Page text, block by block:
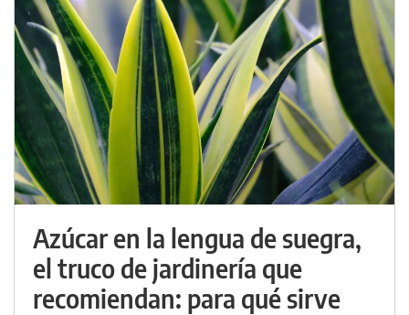
Azúcar en la lengua de suegra,
el truco de jardinería que
recomiendan: para qué sirve